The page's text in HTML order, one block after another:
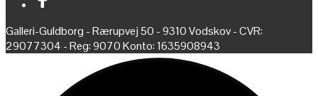
Galleri-Guldborg - Rærupvej 50 - 9310 Vodskov - CVR:
29077304 - Reg: 9070 Konto: 1635908943